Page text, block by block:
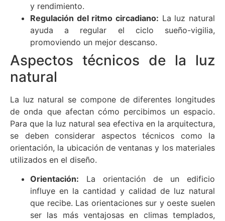
y rendimiento.
Regulación del ritmo circadiano: La luz natural
ayuda a regular el ciclo sueño-vigilia,
promoviendo un mejor descanso.
Aspectos técnicos de la luz
natural
La luz natural se compone de diferentes longitudes
de onda que afectan cómo percibimos un espacio.
Para que la luz natural sea efectiva en la arquitectura,
se deben considerar aspectos técnicos como la
orientación, la ubicación de ventanas y los materiales
utilizados en el diseño.
Orientación: La orientación de un edificio
influye en la cantidad y calidad de luz natural
que recibe. Las orientaciones sur y oeste suelen
ser las más ventajosas en climas templados,